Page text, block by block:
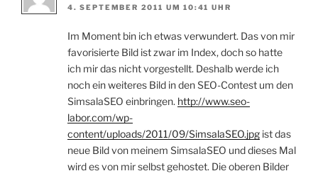
4. SEPTEMBER 2011 UM 10:41 UHR
Im Moment bin ich etwas verwundert. Das von mir
favorisierte Bild ist zwar im Index, doch so hatte
ich mir das nicht vorgestellt. Deshalb werde ich
noch ein weiteres Bild in den SEO-Contest um den
SimsalaSEO einbringen. http://www.seo-
labor.com/wp-
content/uploads/2011/09/SimsalaSEO.jpg ist das
neue Bild von meinem SimsalaSEO und dieses Mal
wird es von mir selbst gehostet. Die oberen Bilder